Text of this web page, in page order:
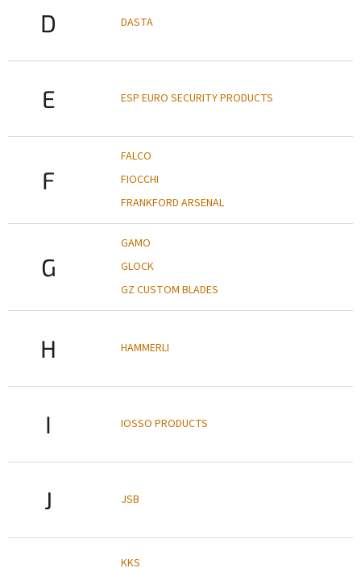
D DASTA
E ESP EURO SECURITY PRODUCTS
F
FALCO
FIOCCHI
FRANKFORD ARSENAL
G
GAMO
GLOCK
GZ CUSTOM BLADES
H HAMMERLI
I IOSSO PRODUCTS
J JSB
KKS